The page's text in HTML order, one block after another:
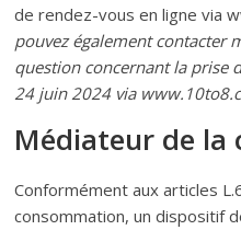
de rendez-vous en ligne via
pouvez également contacter
question concernant la prise
24 juin 2024 via
Médiateur de la
Conformément aux articles
consommation, un dispositif